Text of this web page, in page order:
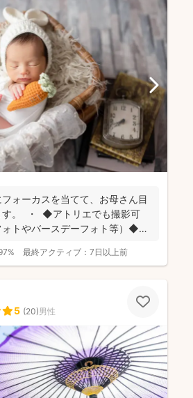
ォーカスを当てて、お母さん目
す。 ・ ◆アトリエでも撮影可
ォトやバースデーフォト等）◆
最終アクティブ： 7日以上前
5 (20)男性